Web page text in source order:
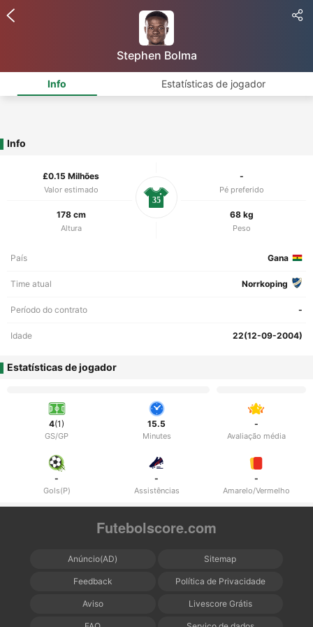
Stephen Bolma
Info Estatísticas de jogador
Info
£0.15 Milhões
Valor estimado
-
Pé preferido
178 cm
Altura
68 kg
Peso
35
País Gana
Time atual Norrkoping
Período do contrato -
Idade 22(12-09-2004)
Estatísticas de jogador
4(1)
GS/GP
15.5
Minutes
-
Avaliação média
-
Gols(P)
-
Assistências
-
Amarelo/Vermelho
Futebolscore.com
Anúncio(AD) Sitemap
Feedback Política de Privacidade
Aviso Livescore Grátis